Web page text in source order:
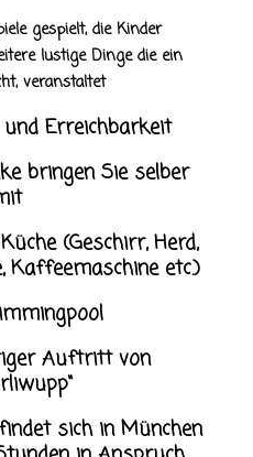
gespielt, die Kinder
lustige Dinge die ein
veranstaltet
Erreichbarkeit
bringen Sie selber
(Geschirr, Herd,
Kaffeemaschine etc.)
Auftritt von
sich in München